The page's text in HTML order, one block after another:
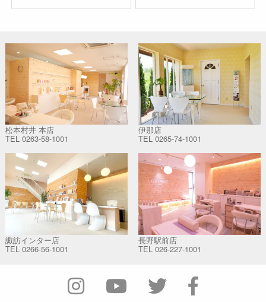
松本村井 本店
TEL 0263-58-1001
伊那店
TEL 0265-74-1001
諏訪インター店
TEL 0266-56-1001
長野駅前店
TEL 026-227-1001